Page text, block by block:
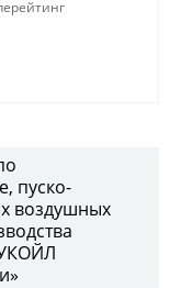
пуско-
воздушных